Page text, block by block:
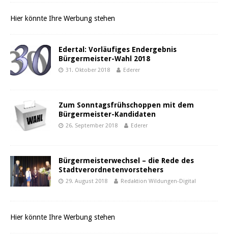
Hier könnte Ihre Werbung stehen
Edertal: Vorläufiges Endergebnis
Bürgermeister-Wahl 2018
31. Oktober 2018 Ederer
Zum Sonntagsfrühschoppen mit dem
Bürgermeister-Kandidaten
26. September 2018 Ederer
Bürgermeisterwechsel – die Rede des
Stadtverordnetenvorstehers
29. August 2018 Redaktion Wildungen-Digital
Hier könnte Ihre Werbung stehen